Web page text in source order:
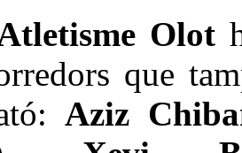
Olot
que
Aziz